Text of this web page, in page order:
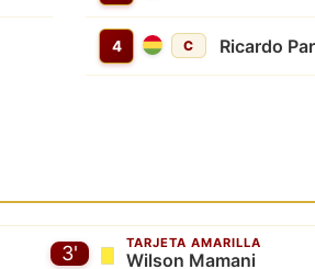
4 C Ricardo
3' TARJETA AMARILLA
Wilson Mamani